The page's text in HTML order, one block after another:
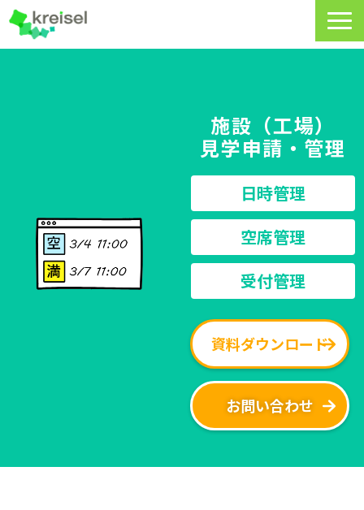
クライゼルの使い方
資料DL・ウェビナー一覧
導入事例
料金・プラン
CRMラボ
施設（工場）
見学申請・管理
日時管理
空席管理
受付管理
資料ダウンロード
お問い合わせ